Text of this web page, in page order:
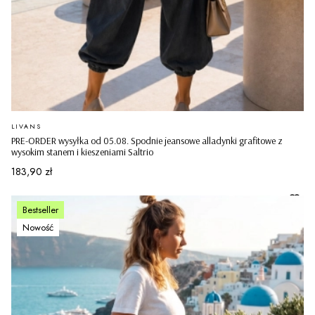
PRE-ORDER wysyłka od 05.08. Spodnie jeansowe alladynki grafitowe z
wysokim stanem i kieszeniami Saltrio
PRODUCENT
LIVANS
Cena
183,90 zł
Bestseller
Nowość